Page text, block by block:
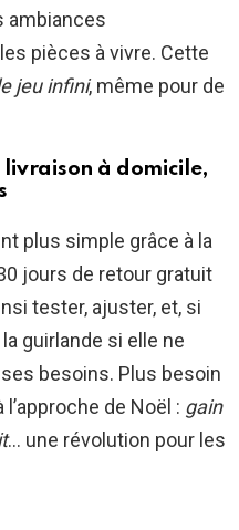
ambiances
pièces à vivre. Cette
jeu infini, même pour de
livraison à domicile,
plus simple grâce à la
jours de retour gratuit
tester, ajuster, et, si
guirlande si elle ne
besoins. Plus besoin
de Noël : gain
… une révolution pour les